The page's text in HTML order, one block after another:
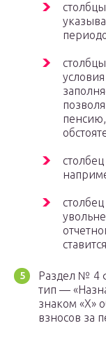
Раздел № 4
тип —
знаком «Х»
взносов за